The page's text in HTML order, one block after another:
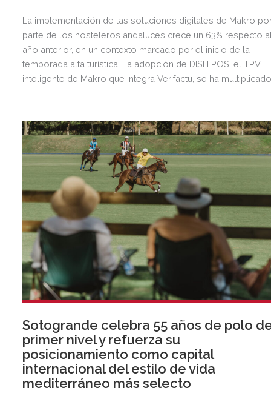
La implementación de las soluciones digitales de Makro
parte de los hosteleros andaluces crece un 63% respecto
año anterior, en un contexto marcado por el inicio de la
temporada alta turística. La adopción de DISH POS, el TPV
inteligente de Makro que integra Verifactu, se ha
Sotogrande celebra 55 años de polo
primer nivel y refuerza su
posicionamiento como capital
internacional del estilo de vida
mediterráneo más selecto